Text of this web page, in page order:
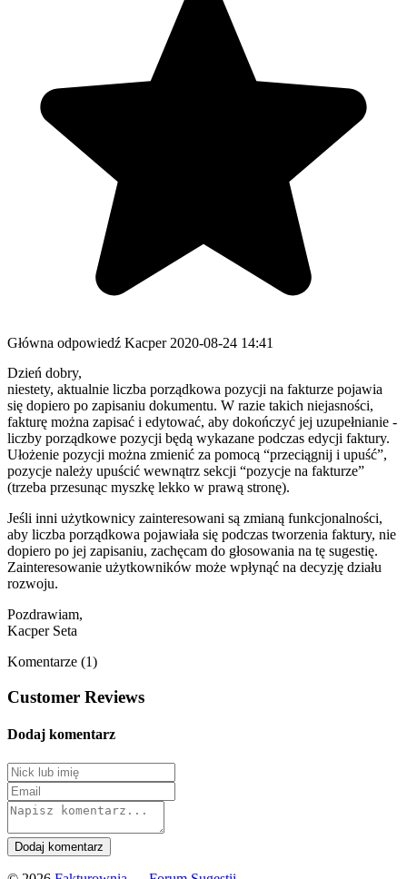
Główna odpowiedź Kacper 2020-08-24 14:41
Dzień dobry,
niestety, aktualnie liczba porządkowa pozycji na fakturze pojawia
się dopiero po zapisaniu dokumentu. W razie takich niejasności,
fakturę można zapisać i edytować, aby dokończyć jej uzupełnianie -
liczby porządkowe pozycji będą wykazane podczas edycji faktury.
Ułożenie pozycji można zmienić za pomocą “przeciągnij i upuść”,
pozycje należy upuścić wewnątrz sekcji “pozycje na fakturze”
(trzeba przesunąc myszkę lekko w prawą stronę).
Jeśli inni użytkownicy zainteresowani są zmianą funkcjonalności,
aby liczba porządkowa pojawiała się podczas tworzenia faktury, nie
dopiero po jej zapisaniu, zachęcam do głosowania na tę sugestię.
Zainteresowanie użytkowników może wpłynąć na decyzję działu
rozwoju.
Pozdrawiam,
Kacper Seta
Komentarze (1)
Customer Reviews
Dodaj komentarz